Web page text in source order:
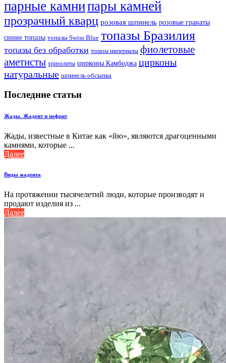
парные камнипары камней
прозрачный кварц розовая шпинель розовые гранаты
синие топазы топазы Swiss Blue топазы Бразилия
топазы без обработки топазы империалы фиолетовые
аметисты хризолиты цирконы Камбоджа цирконы
натуральные шпинель обсыпка
Последние статьи
Жады. Жадеит и нефрит
Жады, известные в Китае как «йю», являются драгоценными
камнями, которые ...
Далее
Виды жадеита
На протяжении тысячелетий люди, которые производят и
продают изделия из ...
Далее